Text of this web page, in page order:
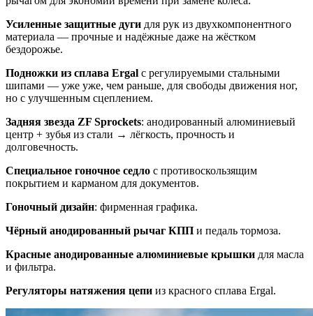
Усиленные защитные дуги для рук из двухкомпонентного
материала — прочные и надёжные даже на жёстком
бездорожье.
Подножки из сплава Ergal с регулируемыми стальными
шипами — уже уже, чем раньше, для свободы движения ног,
но с улучшенным сцеплением.
Задняя звезда ZF Sprockets: анодированный алюминиевый
центр + зубья из стали → лёгкость, прочность и
долговечность.
Специальное гоночное седло с противоскользящим
покрытием и карманом для документов.
Гоночный дизайн: фирменная графика.
Чёрный анодированный рычаг КПП и педаль тормоза.
Красные анодированные алюминиевые крышки для масла
и фильтра.
Регуляторы натяжения цепи из красного сплава Ergal.